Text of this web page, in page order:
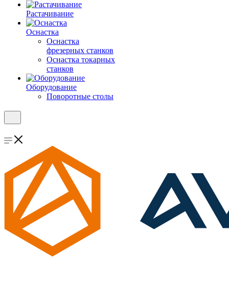
Растачивание
Оснастка
Оснастка
фрезерных станков
Оснастка токарных
станков
Оборудование
Поворотные столы